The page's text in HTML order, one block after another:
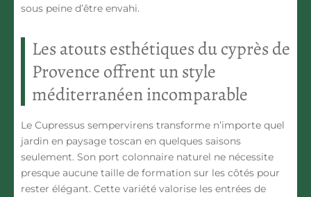
sous peine d’être envahi.
Les atouts esthétiques du cyprès de
Provence offrent un style
méditerranéen incomparable
Le Cupressus sempervirens transforme n’importe quel
jardin en paysage toscan en quelques saisons
seulement. Son port colonnaire naturel ne nécessite
presque aucune taille de formation sur les côtés pour
rester élégant. Cette variété valorise les entrées de